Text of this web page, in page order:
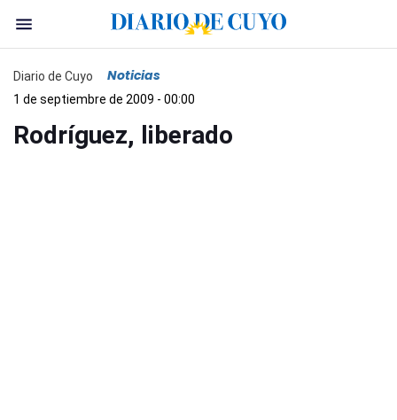
Diario de Cuyo Noticias
1 de septiembre de 2009 - 00:00
Rodríguez, liberado